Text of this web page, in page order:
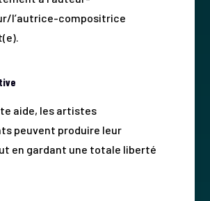
l’autrice-compositrice
aide, les artistes
peuvent produire leur
en gardant une totale liberté